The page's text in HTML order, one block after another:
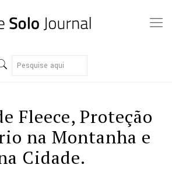
Fleece, Proteção
na Montanha e
Cidade.